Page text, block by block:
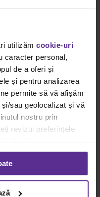
utilizăm cookie-uri
caracter personal,
de a oferi și
și pentru analizarea
permite să vă afișăm
sau geolocalizat și vă
nostru prin
revizui preferințele
retrage
click pe linkul către
să revizuiți politica
,Out Of Office|
E dovedit